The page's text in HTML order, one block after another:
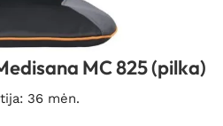
MC 825 (pilka)
36 mėn.